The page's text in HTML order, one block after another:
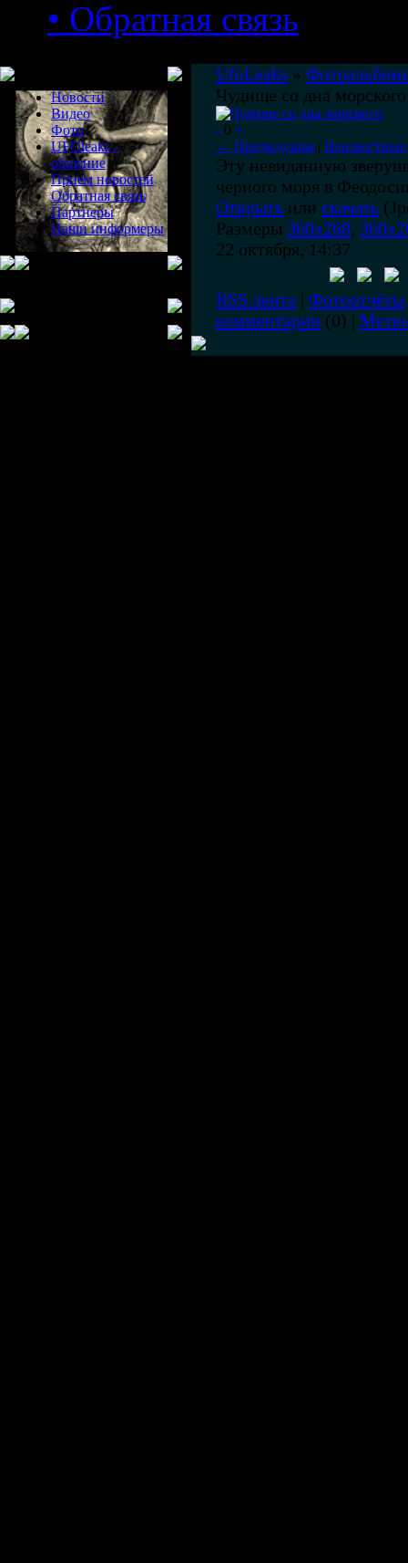
• Обратная связь
Новости
Видео
Фото
UFOleaks -
общение
Прием новостей
Обратная связь
Партнеры
Наши информеры
UfoLeaks »
Чудище со дна морского
- 0 +
← Предыдущая |
Эту невиданную
черного моря в
Открыть или скачать
Размеры 360x268,
22 октября, 14:37
RSS лента Фотоотчёты
комментарии (0) |